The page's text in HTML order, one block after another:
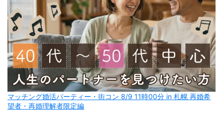
マッチング婚活パーティー・街コン 8/9 11時00分 in 札幌 再婚希
望者・再婚理解者限定編